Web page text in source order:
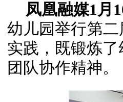
凤凰融媒1月
幼儿园举行第
实践，既锻炼
团队协作精神。